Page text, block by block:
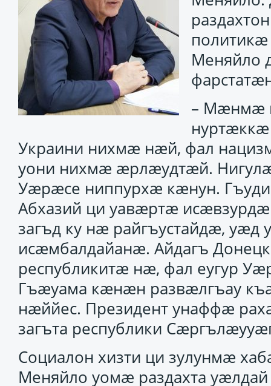
Меняйло
– Мӕнмӕ
Украини нихмӕ нӕй, фал
уони нихмӕ ӕрлӕудтӕй.
Уӕрӕсе ниппурхӕ кӕнун.
Абхазий ци уавӕртӕ
загъд ку нӕ райгъустайдӕ,
исӕмбалдайанӕ. Айдагъ
республикитӕ нӕ, фал еугур
Гъӕуама кӕнӕн развӕлгъау
нӕййес. Президент унаффӕ
загъта республики
Социалон хизти ци зулунмӕ
Меняйло уомӕ раздахта